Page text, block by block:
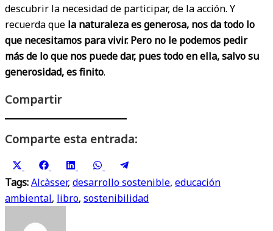
descubrir la necesidad de participar, de la acción. Y
recuerda que la naturaleza es generosa, nos da todo lo
que necesitamos para vivir. Pero no le podemos pedir
más de lo que nos puede dar, pues todo en ella, salvo su
generosidad, es finito.
Compartir
Comparte esta entrada:
Compartir
en
(Twitter)
Compartir
en
FacebookCompartir
en
LinkedInCompartir
en
WhatsApp
en
Tags:Alcàsser, desarrollo sostenible, educación
ambiental, libro, sostenibilidad